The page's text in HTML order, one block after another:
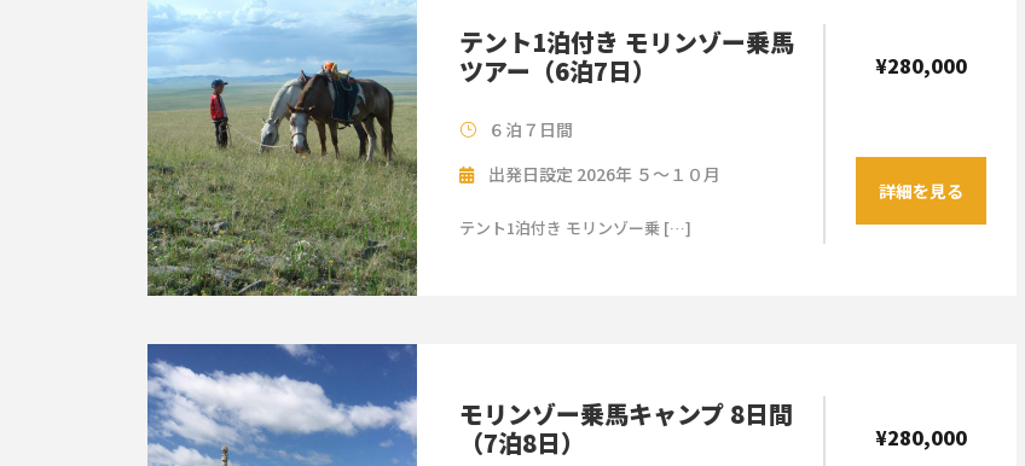
テント1泊付き モリンゾー乗馬
ツアー（6泊7日）
６泊７日間
出発日設定 2026年 ５～１０月
テント1泊付き モリンゾー乗 […]
¥280,000
詳細を見る
モリンゾー乗馬キャンプ 8日間
（7泊8日）
¥280,000